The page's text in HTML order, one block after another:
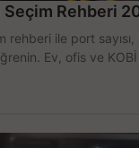
Rehberi
ile port sayısı,
Ev, ofis ve